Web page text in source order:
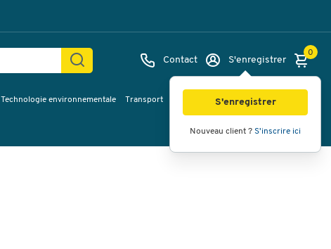
Contact S'enregistrer
S'enregistrer
Nouveau client ? S'inscrire ici
0
Technologie environnementale Transport Services & planification Inspiration
Images Vidéos Vue à 360